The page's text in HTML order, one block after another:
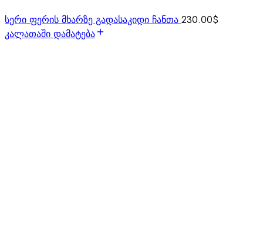
სერი ფერის მხარზე გადასაკიდი ჩანთა 230.00$
კალათაში დამატება